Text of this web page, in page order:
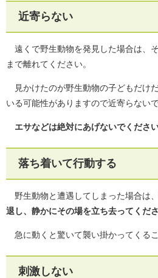
近寄らない
遠くで野生動物を発見した場合は、
まで離れてください。
見かけたのが野生動物の子どもだけ
いる可能性がありますので近寄らないで
エサなどは絶対にあげないでください
落ち着いて行動する
野生動物と遭遇してしまった場合は、
退し、静かにその場を立ち去ってくださ
急に動くと驚いて襲い掛かってくるこ
刺激しない